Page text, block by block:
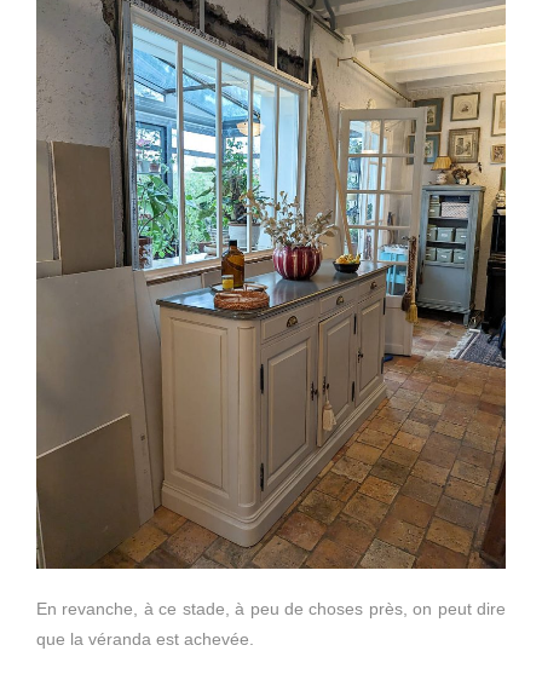
En revanche, à ce stade, à peu de choses près, on peut dire
que la véranda est achevée.